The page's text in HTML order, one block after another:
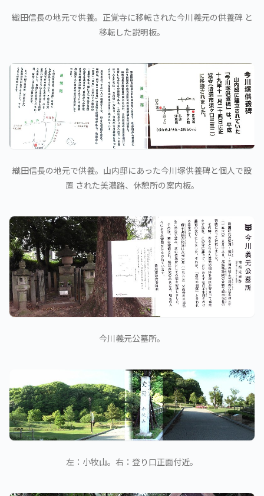
織田信長の地元で供養。正覚寺に移転された今川義元の供養碑 と
移転した説明板。
織田信長の地元で供養。山内邸にあった今川塚供養碑と個人で設
置 された美濃路、休憩所の案内板。
今川義元公墓所。
左：小牧山。右：登り口正面付近。